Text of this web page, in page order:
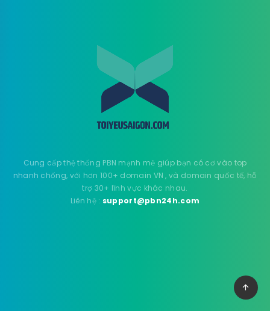
Cung cấp thệ thống PBN mạnh mẽ giúp bạn có cơ vào top
nhanh chống, với hơn 100+ domain VN , và domain quốc tế, hỗ
trợ 30+ lĩnh vực khác nhau.
Liên hệ : support@pbn24h.com